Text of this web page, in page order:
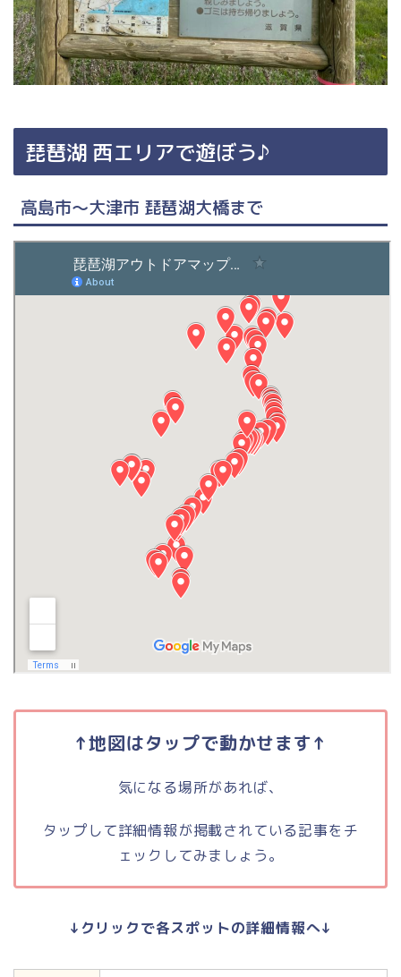
琵琶湖 西エリアで遊ぼう♪
高島市～大津市 琵琶湖大橋まで
↑地図はタップで動かせます↑
気になる場所があれば、
タップして詳細情報が掲載されている記事をチ
ェックしてみましょう。
↓クリックで各スポットの詳細情報へ↓